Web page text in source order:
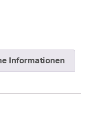
Informationen